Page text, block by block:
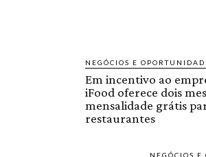
NEGÓCIOS E
Em incentivo ao
iFood oferece dois
mensalidade grátis
restaurantes
NEGÓCIOS E